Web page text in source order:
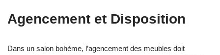
Agencement et Disposition
Dans un salon bohème, l’agencement des meubles doit